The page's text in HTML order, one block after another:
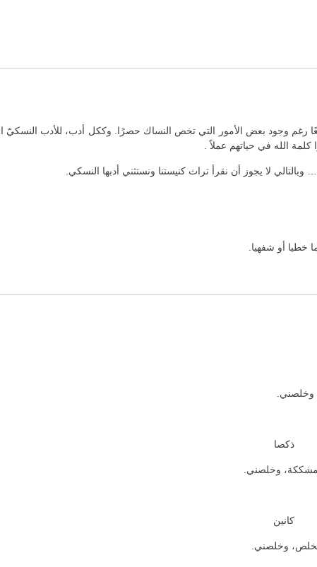
وجود بعض الأمور التي تخص النساك حصرًا. وككل أدب، للأدب النسكيّ
الله في حياتهم عملاً .
لا يجوز أن نقرأ تراث كنيستنا ونستثني أدبها النسكي.
خطيا أو شفهيا.
وخلصني.
ذكصا
مشككة، وخلصني.
كانين
وخلصني.